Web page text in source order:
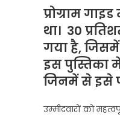
प्रोग्राम
था। 30
गया है,
इस पुस्तिका
जिनमें से इसे
उम्मीदवारों को